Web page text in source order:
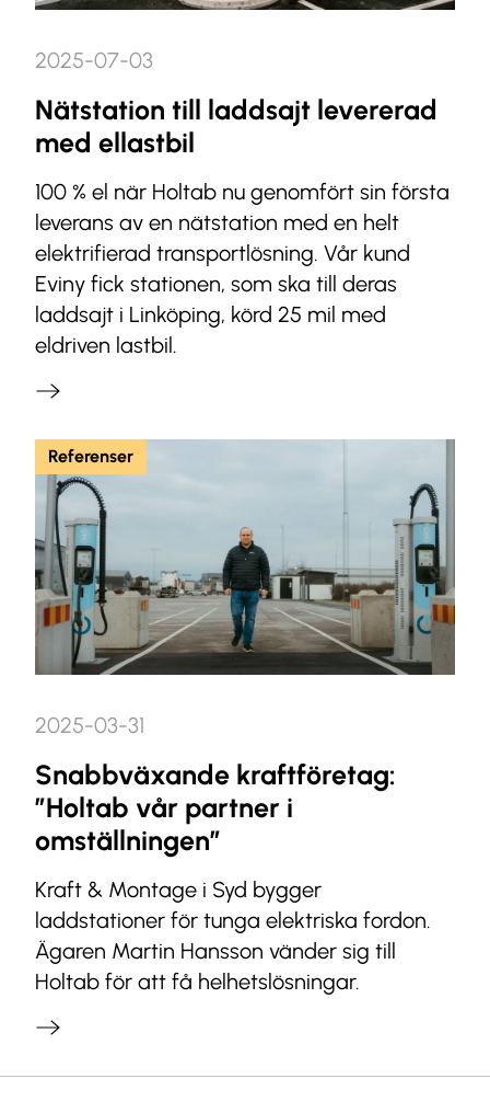
2025-07-03
Nätstation till laddsajt levererad
med ellastbil
100 % el när Holtab nu genomfört sin första
leverans av en nätstation med en helt
elektrifierad transportlösning. Vår kund
Eviny fick stationen, som ska till deras
laddsajt i Linköping, körd 25 mil med
eldriven lastbil.
Referenser
2025-03-31
Snabbväxande kraftföretag:
”Holtab vår partner i
omställningen”
Kraft & Montage i Syd bygger
laddstationer för tunga elektriska fordon.
Ägaren Martin Hansson vänder sig till
Holtab för att få helhetslösningar.